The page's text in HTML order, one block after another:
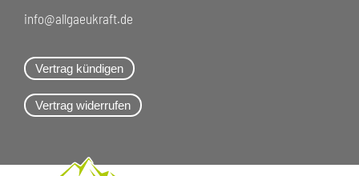
info@allgaeukraft.de
Vertrag kündigen
Vertrag widerrufen